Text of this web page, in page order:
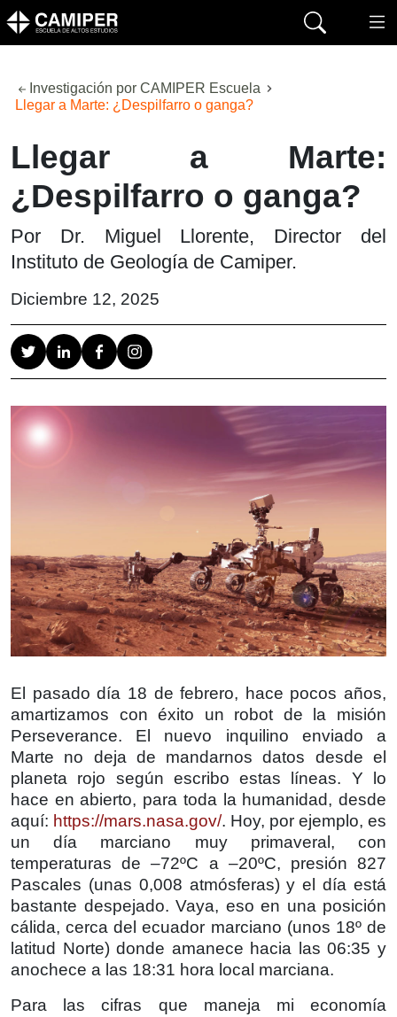
Investigación por CAMIPER Escuela
Llegar a Marte: ¿Despilfarro o ganga?
Llegar a Marte:
¿Despilfarro o ganga?
Por Dr. Miguel Llorente, Director del
Instituto de Geología de Camiper.
Diciembre 12, 2025
El pasado día 18 de febrero, hace pocos años,
amartizamos con éxito un robot de la misión
Perseverance. El nuevo inquilino enviado a
Marte no deja de mandarnos datos desde el
planeta rojo según escribo estas líneas. Y lo
hace en abierto, para toda la humanidad, desde
aquí: https://mars.nasa.gov/. Hoy, por ejemplo, es
un día marciano muy primaveral, con
temperaturas de –72ºC a –20ºC, presión 827
Pascales (unas 0,008 atmósferas) y el día está
bastante despejado. Vaya, eso en una posición
cálida, cerca del ecuador marciano (unos 18º de
latitud Norte) donde amanece hacia las 06:35 y
anochece a las 18:31 hora local marciana.
Para las cifras que maneja mi economía